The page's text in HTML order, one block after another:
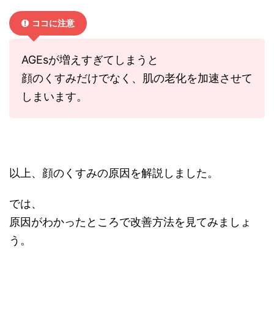
ココに注意
AGEsが増えすぎてしまうと
顔のくすみだけでなく、肌の老化を加速させて
しまいます。
以上、顔のくすみの原因を解説しました。
では、
原因がわかったところで改善方法を見てみましょ
う。